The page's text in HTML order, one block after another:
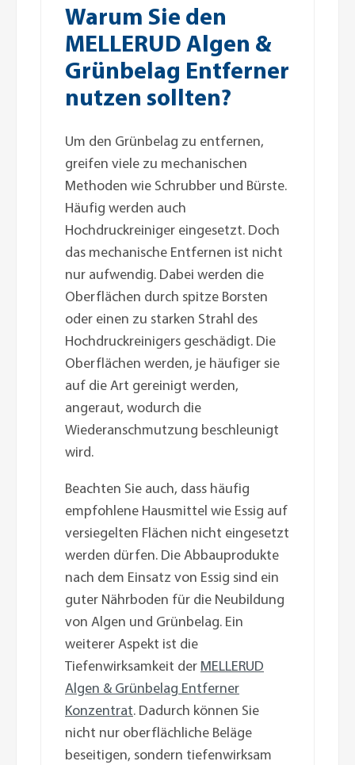
Warum Sie den
MELLERUD Algen &
Grünbelag Entferner
nutzen sollten?
Um den Grünbelag zu entfernen,
greifen viele zu mechanischen
Methoden wie Schrubber und Bürste.
Häufig werden auch
Hochdruckreiniger eingesetzt. Doch
das mechanische Entfernen ist nicht
nur aufwendig. Dabei werden die
Oberflächen durch spitze Borsten
oder einen zu starken Strahl des
Hochdruckreinigers geschädigt. Die
Oberflächen werden, je häufiger sie
auf die Art gereinigt werden,
angeraut, wodurch die
Wiederanschmutzung beschleunigt
wird.
Beachten Sie auch, dass häufig
empfohlene Hausmittel wie Essig auf
versiegelten Flächen nicht eingesetzt
werden dürfen. Die Abbauprodukte
nach dem Einsatz von Essig sind ein
guter Nährboden für die Neubildung
von Algen und Grünbelag. Ein
weiterer Aspekt ist die
Tiefenwirksamkeit der MELLERUD
Algen & Grünbelag Entferner
Konzentrat. Dadurch können Sie
nicht nur oberflächliche Beläge
beseitigen, sondern tiefenwirksam